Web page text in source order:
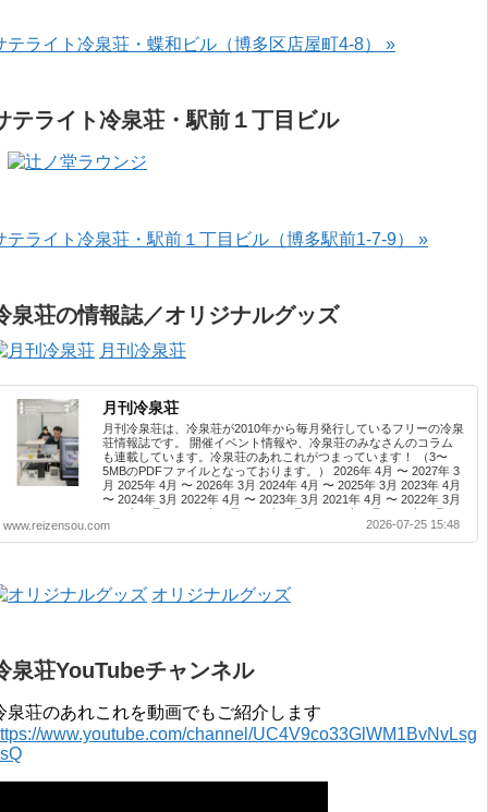
テライト冷泉荘・蝶和ビル（博多区店屋町4-8） »
テライト冷泉荘・駅前１丁目ビル
テライト冷泉荘・駅前１丁目ビル（博多駅前1-7-9） »
泉荘の情報誌／オリジナルグッズ
月刊冷泉荘
月刊冷泉荘
月刊冷泉荘は、冷泉荘が2010年から毎月発行しているフリーの冷泉
荘情報誌です。 開催イベント情報や、冷泉荘のみなさんのコラム
も連載しています。冷泉荘のあれこれがつまっています！ （3〜
5MBのPDFファイルとなっております。） 2026年 4月 〜 2027年 3
月 2025年 4月 〜 2026年 3月 2024年 4月 〜 2025年 3月 2023年 4月
〜 2024年 3月 2022年 4月 〜 2023年 3月 2021年 4月 〜 2022年 3月
2019年 3月 2017年 4月 〜 2018年 3月 2016年 4月 〜 2017年 3月
2015年 4月 〜 2016年 3月 2014年 4月 〜 2015年 3月 2013...
www.reizensou.com 2026-07-25 15:48
オリジナルグッズ
泉荘YouTubeチャンネル
泉荘のあれこれを動画でもご紹介します
www.youtube.com/channel/UC4V9co33GlWM1BvNvLsg